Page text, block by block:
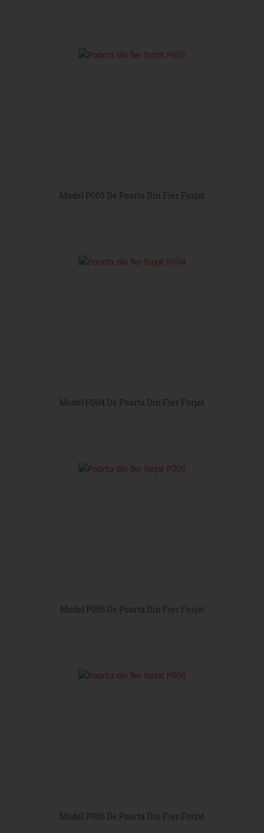
Model P003 De Poarta Din Fier Forjat
Model P004 De Poarta Din Fier Forjat
Model P005 De Poarta Din Fier Forjat
Model P006 De Poarta Din Fier Forjat